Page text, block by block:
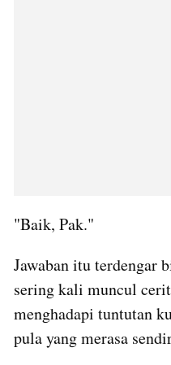
"Baik, Pak."
Jawaban itu terdengar
sering kali muncul
menghadapi tuntutan
pula yang merasa